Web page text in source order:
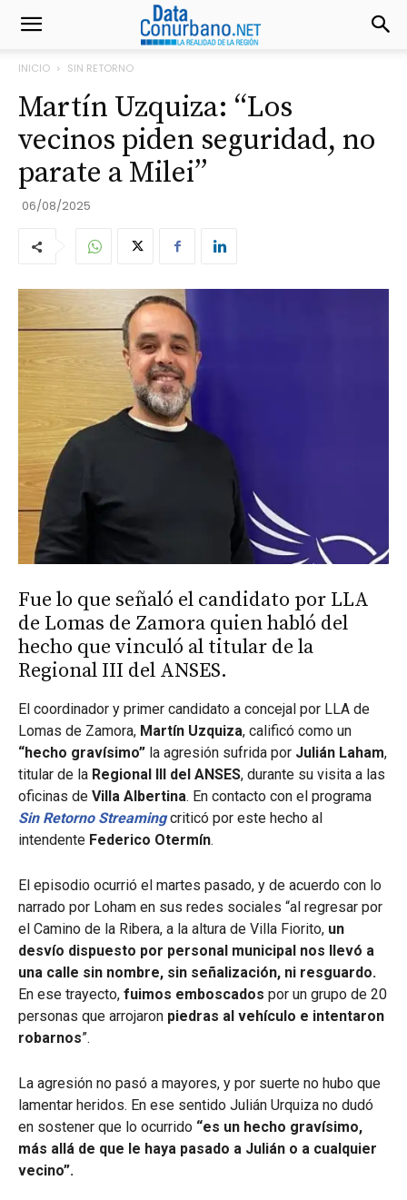
INICIO SIN RETORNO
Martín Uzquiza: “Los
vecinos piden seguridad, no
parate a Milei”
06/08/2025
Fue lo que señaló el candidato por LLA
de Lomas de Zamora quien habló del
hecho que vinculó al titular de la
Regional III del ANSES.
El coordinador y primer candidato a concejal por LLA de
Lomas de Zamora, Martín Uzquiza, calificó como un
“hecho gravísimo” la agresión sufrida por Julián Laham,
titular de la Regional III del ANSES, durante su visita a las
oficinas de Villa Albertina. En contacto con el programa
Sin Retorno Streaming criticó por este hecho al
intendente Federico Otermín.
El episodio ocurrió el martes pasado, y de acuerdo con lo
narrado por Loham en sus redes sociales “al regresar por
el Camino de la Ribera, a la altura de Villa Fiorito, un
desvío dispuesto por personal municipal nos llevó a
una calle sin nombre, sin señalización, ni resguardo.
En ese trayecto, fuimos emboscados por un grupo de 20
personas que arrojaron piedras al vehículo e intentaron
robarnos”.
La agresión no pasó a mayores, y por suerte no hubo que
lamentar heridos. En ese sentido Julián Urquiza no dudó
en sostener que lo ocurrido “es un hecho gravísimo,
más allá de que le haya pasado a Julián o a cualquier
vecino”.